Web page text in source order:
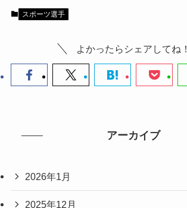
スポーツ選手
よかったらシェアしてね！
アーカイブ
2026年1月
2025年12月